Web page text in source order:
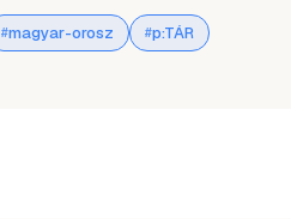
#magyar-orosz #p:TÁR